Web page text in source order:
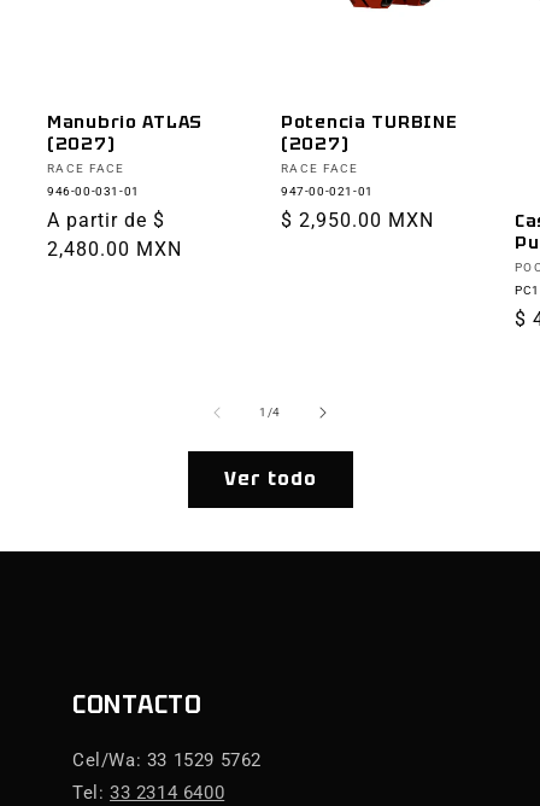
Manubrio ATLAS
(2027)
Proveedor:
RACE FACE
946-00-031-01
Precio
habitual
A partir de $
2,480.00 MXN
Potencia TURBINE
(2027)
Proveedor:
RACE FACE
947-00-021-01
Precio
$ 2,950.00 MXN
$
1 /de
4
Ver todo
CONTACTO
Cel/Wa: 33 1529 5762
Tel:33 2314 6400